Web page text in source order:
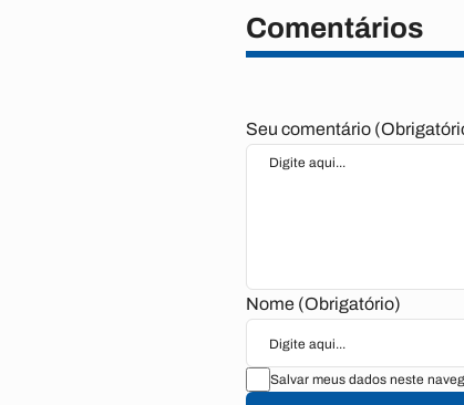
Comentários
Seu comentário
Nome (Obrigatório)
Salvar meus dados neste